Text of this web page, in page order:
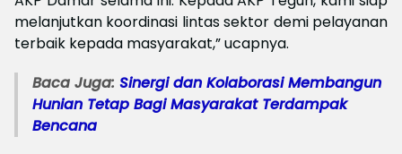
melanjutkan koordinasi lintas sektor demi pelayanan
terbaik kepada masyarakat,” ucapnya.
Baca Juga: Sinergi dan Kolaborasi Membangun
Hunian Tetap Bagi Masyarakat Terdampak
Bencana